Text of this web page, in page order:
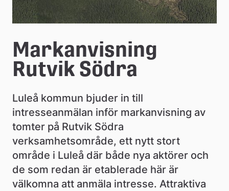
u
n
Markanvisning
Rutvik Södra
Luleå kommun bjuder in till
intresseanmälan inför markanvisning av
tomter på Rutvik Södra
verksamhetsområde, ett nytt stort
område i Luleå där både nya aktörer och
de som redan är etablerade här är
välkomna att anmäla intresse. Attraktiva